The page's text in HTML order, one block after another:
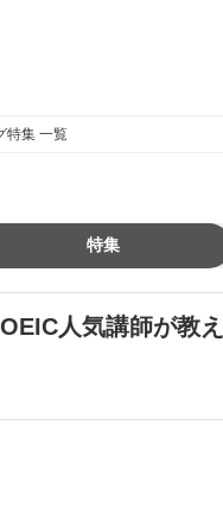
特集 一覧
特集
人気講師が教